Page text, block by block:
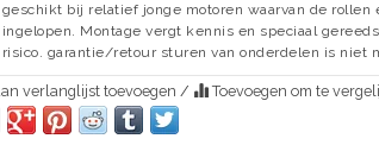
geschikt bij relatief jonge motoren waarvan de rollen
ingelopen. Montage vergt kennis en speciaal
risico. garantie/retour sturen van onderdelen is niet
verlanglijst toevoegen / Toevoegen om te